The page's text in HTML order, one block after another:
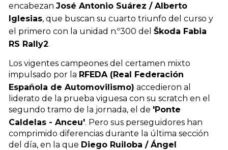
encabezan José Antonio Suárez / Alberto
Iglesias, que buscan su cuarto triunfo del curso y
el primero con la unidad n.º300 del Škoda Fabia
RS Rally2.
Los vigentes campeones del certamen mixto
impulsado por la RFEDA (Real Federación
Española de Automovilismo) accedieron al
liderato de la prueba viguesa con su scratch en el
segundo tramo de la jornada, el de 'Ponte
Caldelas - Anceu'. Pero sus perseguidores han
comprimido diferencias durante la última sección
del día, en la que Diego Ruiloba / Ángel